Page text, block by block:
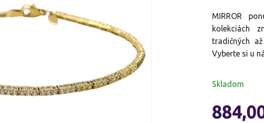
MIRROR
kolekciách
tradičných
Vyberte si u
Skladom